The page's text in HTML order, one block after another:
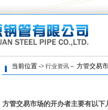
当前位置 -> 行业资讯－ 方管交易
方管交易市场的开办者主要有以下